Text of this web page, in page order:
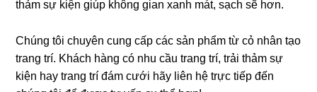
thảm sự kiện giúp không gian xanh mát, sạch sẽ hơn.
Chúng tôi chuyên cung cấp các sản phẩm từ cỏ nhân tạo
trang trí. Khách hàng có nhu cầu trang trí, trải thảm sự
kiện hay trang trí đám cưới hãy liên hệ trực tiếp đến